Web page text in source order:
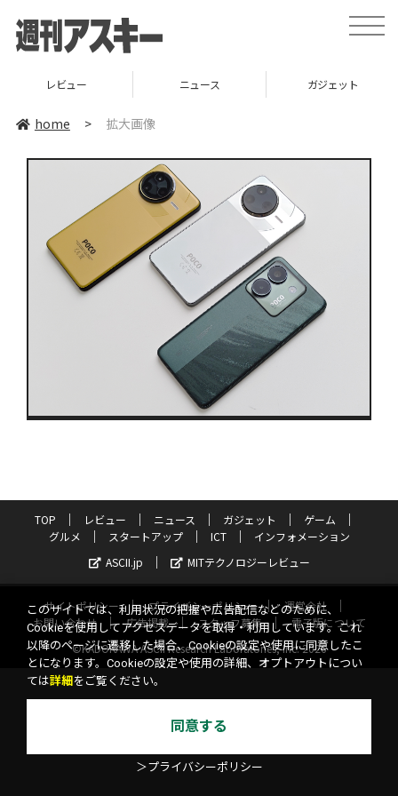
toggle
レビュー ニュース ガジェット
home > 拡大画像
TOP レビュー ニュース ガジェット
ゲーム
グルメ
スタートアップ ICT
インフォメーション
ASCII.jp
MITテクノロジーレビュー
サイトポリシー プライバシーポリシー
運営会社
お問い合わせ
広告掲載 スタッフ募集
電子版について
©KADOKAWA ASCII Research Laboratories, Inc. 2026
このサイトでは、利用状況の把握や広告配信などのために、
Cookieを使用してアクセスデータを取得・利用しています。これ
以降のページに遷移した場合、Cookieの設定や使用に同意したこ
とになります。Cookieの設定や使用の詳細、オプトアウトについ
ては詳細 をご覧ください。
同意する
＞プライバシーポリシー